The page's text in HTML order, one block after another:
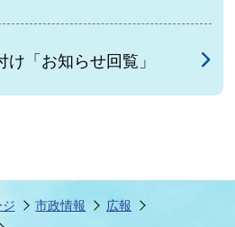
「お知らせ回覧」
ジ 市政情報
広報